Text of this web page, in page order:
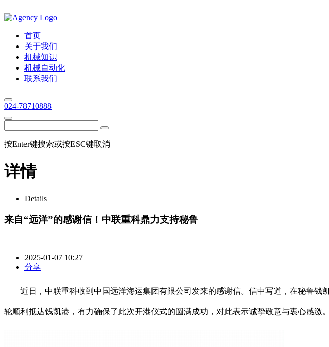
首页
关于我们
机械知识
机械自动化
联系我们
024-78710888
按Enter键搜索或按ESC键取消
详情
Details
来自“远洋”的感谢信！中联重科鼎力支持秘鲁
2025-01-07 10:27
分享
近日，中联重科收到中国远洋海运集团有限公司发来的感谢信。信中写道，在秘鲁钱
轮顺利抵达钱凯港，有力确保了此次开港仪式的圆满成功，对此表示诚挚敬意与衷心感激。